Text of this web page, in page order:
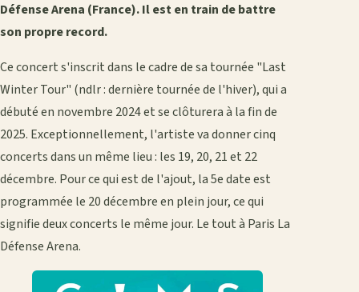
Défense Arena (France). Il est en train de battre
son propre record.
Ce concert s'inscrit dans le cadre de sa tournée "Last
Winter Tour" (ndlr : dernière tournée de l'hiver), qui a
débuté en novembre 2024 et se clôturera à la fin de
2025. Exceptionnellement, l'artiste va donner cinq
concerts dans un même lieu : les 19, 20, 21 et 22
décembre. Pour ce qui est de l'ajout, la 5e date est
programmée le 20 décembre en plein jour, ce qui
signifie deux concerts le même jour. Le tout à Paris La
Défense Arena.